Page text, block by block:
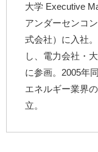
大学 Executive
アンダーセンコ
式会社）に入社
し、電力会社・
に参画。2005年
エネルギー業界
立。